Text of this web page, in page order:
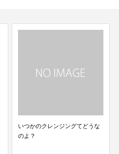
いつかのクレンジングてどうな
のよ？